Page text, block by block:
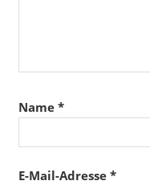
Name *
E-Mail-Adresse *